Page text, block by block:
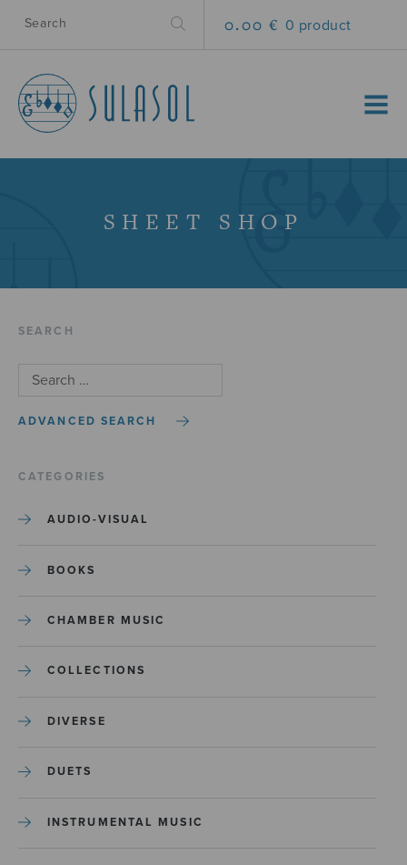
0.00 € 0 product
MENU
SHEET SHOP
SEARCH
ADVANCED SEARCH
CATEGORIES
AUDIO-VISUAL
BOOKS
CHAMBER MUSIC
COLLECTIONS
DIVERSE
DUETS
INSTRUMENTAL MUSIC